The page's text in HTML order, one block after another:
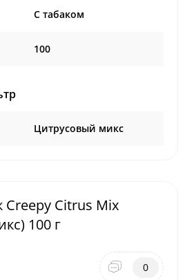
C табаком
100
Цитрусовый микс
Citrus Mix
100 г
0